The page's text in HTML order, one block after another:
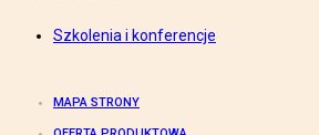
Szkolenia i konferencje
MAPA STRONY